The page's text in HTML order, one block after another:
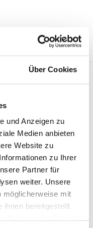
Über Cookies
und Anzeigen zu
Medien anbieten
Website zu
zu Ihrer
Partner für
weiter. Unsere
möglicherweise mit
ihnen bereitgestellt
Name